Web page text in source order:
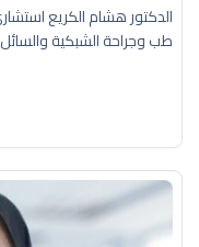
الدكتور هشام الكريع
طب وجراحة الشبكية